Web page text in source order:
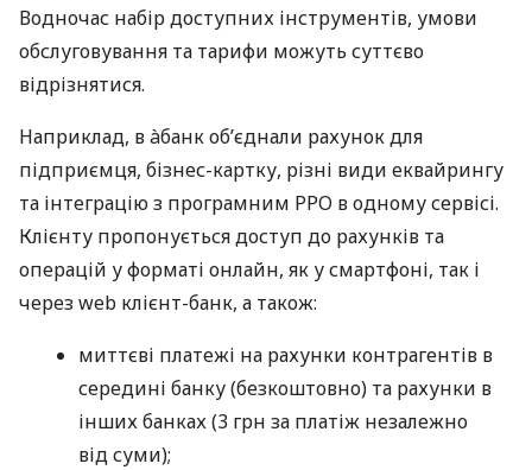
Водночас набір доступних інструментів, умови
обслуговування та тарифи можуть суттєво
відрізнятися.
Наприклад, в àбанк об’єднали рахунок для
підприємця, бізнес-картку, різні види еквайрингу
та інтеграцію з програмним РРО в одному сервісі.
Клієнту пропонується доступ до рахунків та
операцій у форматі онлайн, як у смартфоні, так і
через web клієнт-банк, а також:
миттєві платежі на рахунки контрагентів в
середині банку (безкоштовно) та рахунки в
інших банках (3 грн за платіж незалежно
від суми);